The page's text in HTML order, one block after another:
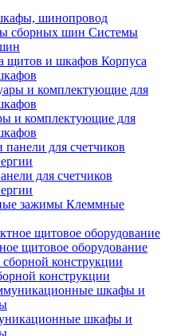
шинопровод
Системы
Корпуса
и комплектующие для
для счетчиков
Клеммные
щитовое оборудование
конструкции
шкафы и